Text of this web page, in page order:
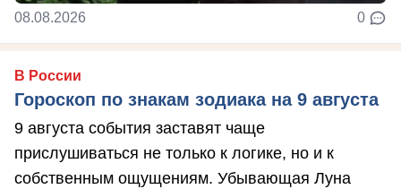
08.08.2026 0
В России
Гороскоп по знакам зодиака на 9 августа
9 августа события заставят чаще
прислушиваться не только к логике, но и к
собственным ощущениям. Убывающая Луна